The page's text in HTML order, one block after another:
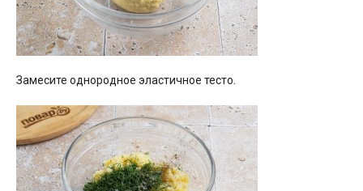
Замесите однородное эластичное тесто.